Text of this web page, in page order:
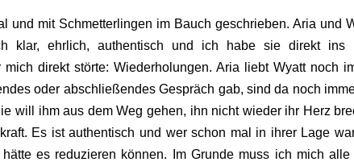
und mit Schmetterlingen im Bauch geschrieben. Aria und
klar, ehrlich, authentisch und ich habe sie direkt ins
direkt störte: Wiederholungen. Aria liebt Wyatt noch
oder abschließendes Gespräch gab, sind da noch
will ihm aus dem Weg gehen, ihn nicht wieder ihr Herz
Es ist authentisch und wer schon mal in ihrer Lage
es reduzieren können. Im Grunde muss ich mich alle